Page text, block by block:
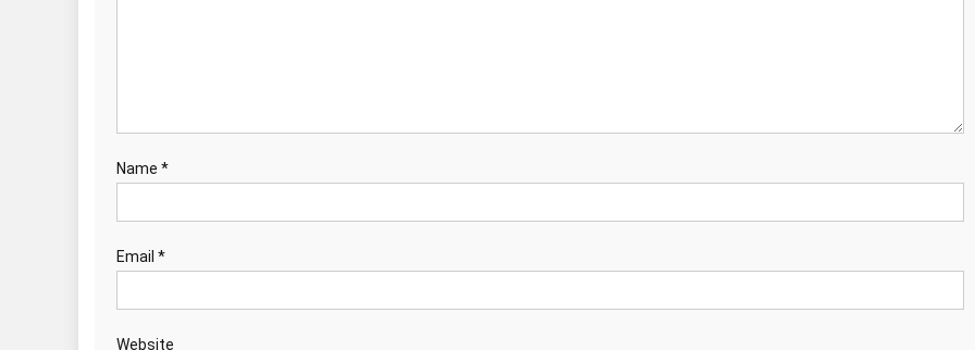
Name *
Email *
Website